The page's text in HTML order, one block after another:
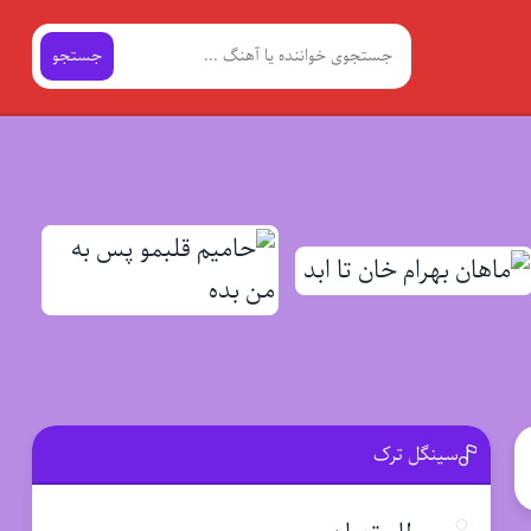
جستجو
سینگل ترک